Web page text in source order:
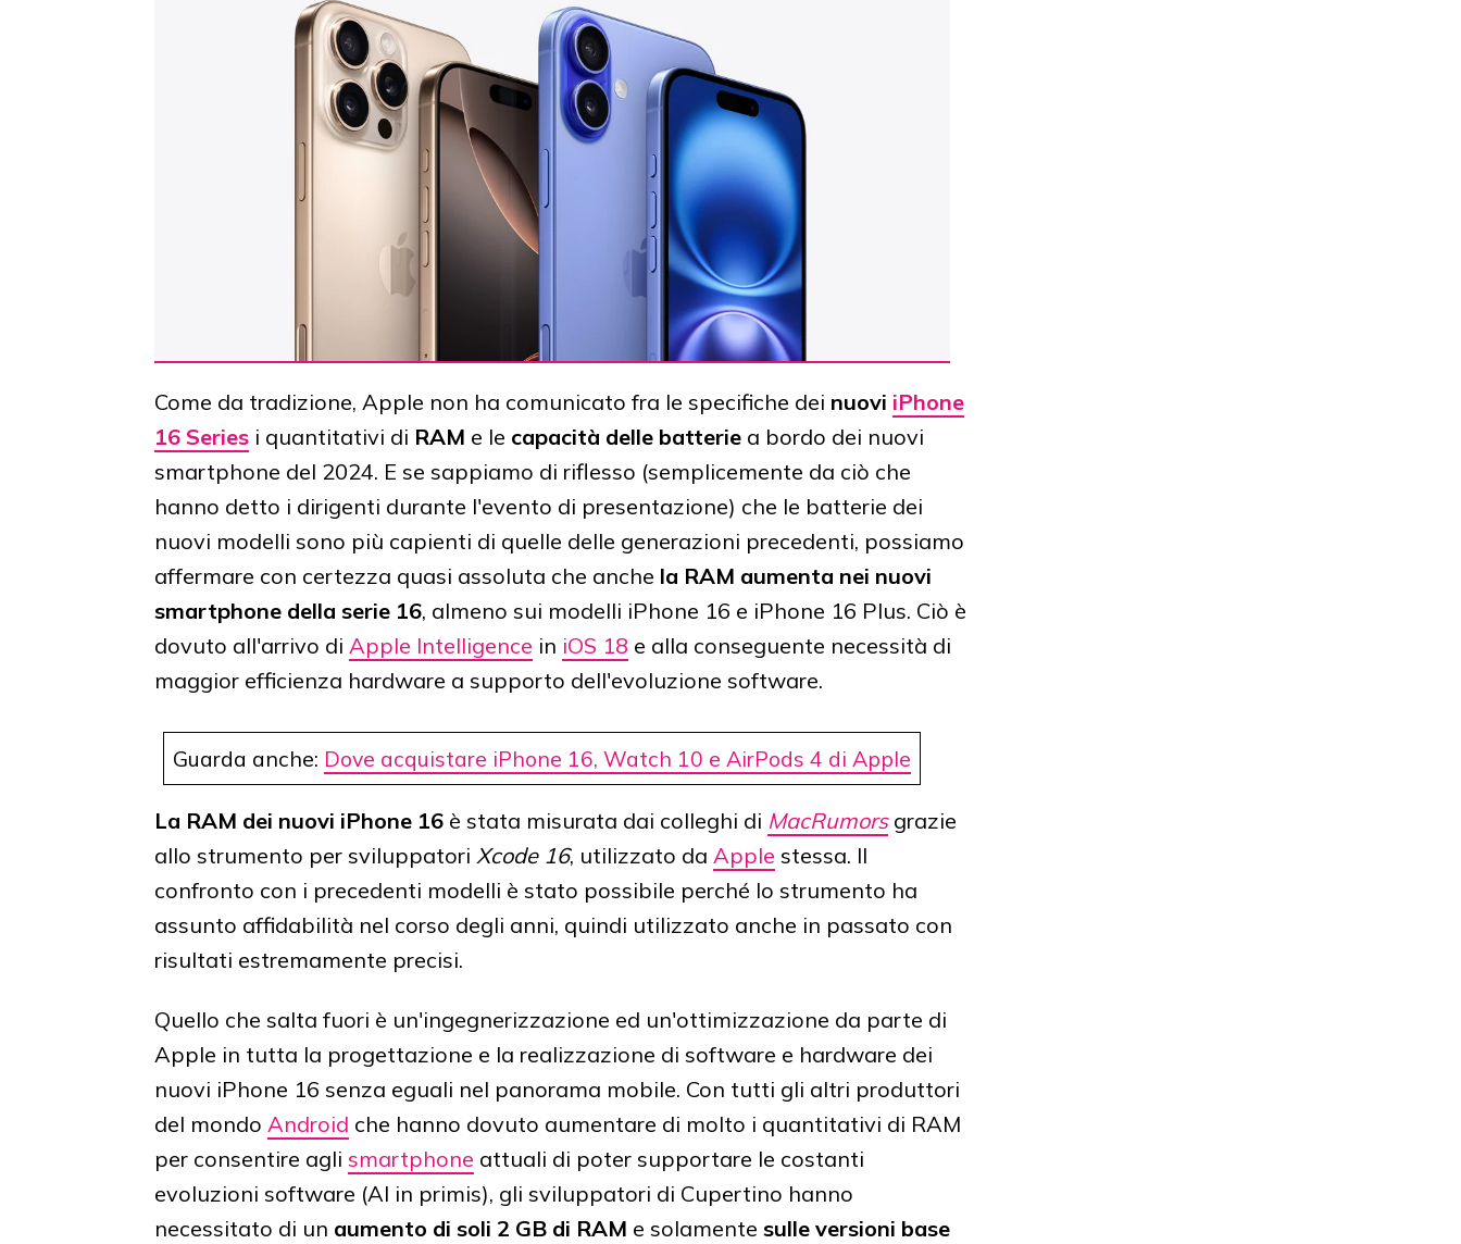
Come da tradizione, Apple non ha comunicato fra le specifiche dei nuovi iPhone
16 Series i quantitativi di RAM e le capacità delle batterie a bordo dei nuovi
smartphone del 2024. E se sappiamo di riflesso (semplicemente da ciò che
hanno detto i dirigenti durante l'evento di presentazione) che le batterie dei
nuovi modelli sono più capienti di quelle delle generazioni precedenti, possiamo
affermare con certezza quasi assoluta che anche la RAM aumenta nei nuovi
smartphone della serie 16, almeno sui modelli iPhone 16 e iPhone 16 Plus. Ciò è
dovuto all'arrivo di Apple Intelligence in iOS 18 e alla conseguente necessità di
maggior efficienza hardware a supporto dell'evoluzione software.
Guarda anche: Dove acquistare iPhone 16, Watch 10 e AirPods 4 di Apple
La RAM dei nuovi iPhone 16 è stata misurata dai colleghi di MacRumorsgrazie
allo strumento per sviluppatori Xcode 16, utilizzato da Apple stessa. Il
confronto con i precedenti modelli è stato possibile perché lo strumento ha
assunto affidabilità nel corso degli anni, quindi utilizzato anche in passato con
risultati estremamente precisi.
Quello che salta fuori è un'ingegnerizzazione ed un'ottimizzazione da parte di
Apple in tutta la progettazione e la realizzazione di software e hardware dei
nuovi iPhone 16 senza eguali nel panorama mobile. Con tutti gli altri produttori
del mondo Android che hanno dovuto aumentare di molto i quantitativi di RAM
per consentire agli smartphone attuali di poter supportare le costanti
evoluzioni software (AI in primis), gli sviluppatori di Cupertino hanno
necessitato di un aumento di soli 2 GB di RAM e solamente sulle versioni base